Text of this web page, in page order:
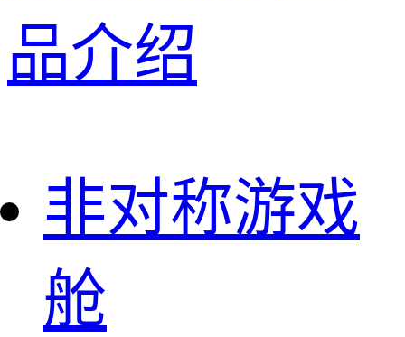
品介绍
非对称游戏
舱